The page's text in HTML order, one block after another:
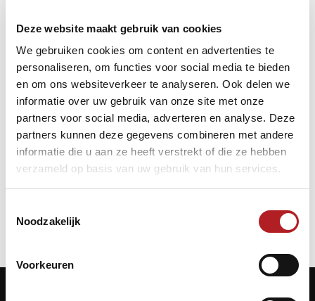
Deze website maakt gebruik van cookies
We gebruiken cookies om content en advertenties te
personaliseren, om functies voor social media te bieden
en om ons websiteverkeer te analyseren. Ook delen we
informatie over uw gebruik van onze site met onze
partners voor social media, adverteren en analyse. Deze
partners kunnen deze gegevens combineren met andere
informatie die u aan ze heeft verstrekt of die ze hebben
verzameld op basis van uw gebruik van hun services.
Noodzakelijk
Voorkeuren
Meer informatie:
Toernooigegevens
Adres/Routeplanner
Hotel
B&B VVV